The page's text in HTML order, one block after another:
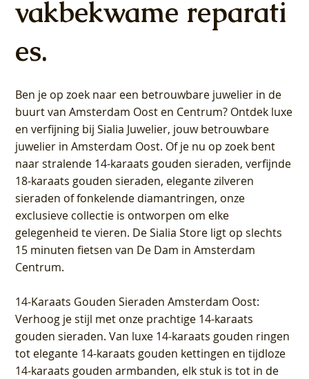
vakbekwame reparati
es.
Ben je op zoek naar een betrouwbare juwelier in de
buurt van Amsterdam Oost en Centrum? Ontdek luxe
en verfijning bij Sialia Juwelier, jouw betrouwbare
juwelier in Amsterdam Oost. Of je nu op zoek bent
naar stralende 14-karaats gouden sieraden, verfijnde
18-karaats gouden sieraden, elegante zilveren
sieraden of fonkelende diamantringen, onze
exclusieve collectie is ontworpen om elke
gelegenheid te vieren. De Sialia Store ligt op slechts
15 minuten fietsen van De Dam in Amsterdam
Centrum.
14-Karaats Gouden Sieraden Amsterdam Oost:
Verhoog je stijl met onze prachtige 14-karaats
gouden sieraden. Van luxe 14-karaats gouden ringen
tot elegante 14-karaats gouden kettingen en tijdloze
14-karaats gouden armbanden, elk stuk is tot in de